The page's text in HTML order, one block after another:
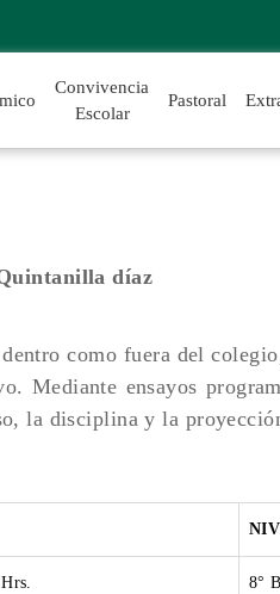
Convivencia
Escolar
Pastoral
díaz
como fuera del
Mediante ensayos
la disciplina y la
8°